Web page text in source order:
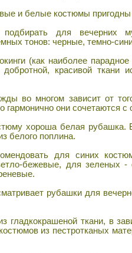
и белые костюмы пригодны
для вечерних
тонов: черные, темно-
(как наиболее
красивой ткани
во многом зависит от
гармонично они сочетаются с
хороша белая рубашка.
белого поплина.
для синих
бежевые, для зеленых
рубашки для
гладкокрашеной ткани, в
из пестротканых